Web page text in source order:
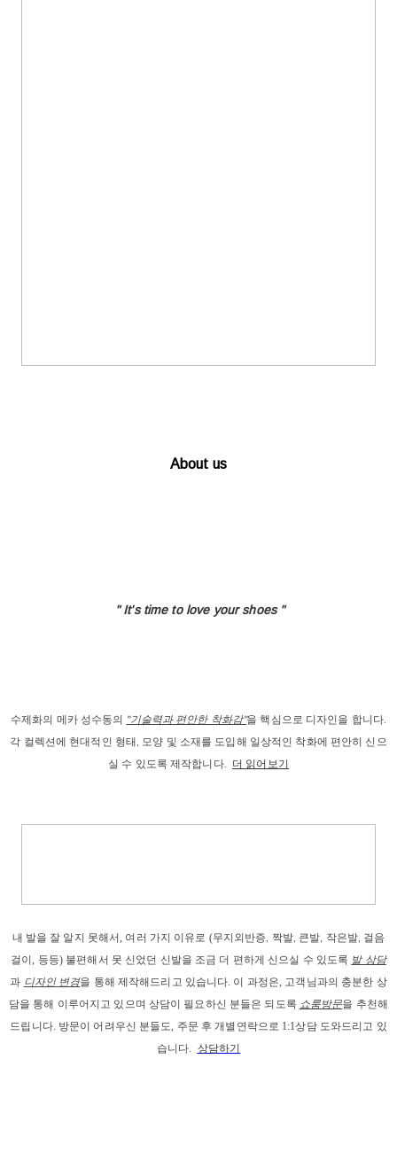
About us
" It's time to loveyour shoes "
수제화의 메카 성수동의 "기술력과 편안한 착화감"을 핵심으로 디자인을 합니다.
각 컬렉션에 현대적인 형태, 모양 및 소재를 도입해 일상적인 착화에 편안히 신으
실 수 있도록 제작합니다. 더 읽어보기
내 발을 잘 알지 못해서, 여러 가지 이유로 (무지외반증, 짝발, 큰발, 작은발, 걸음
걸이, 등등) 불편해서 못 신었던 신발을 조금 더 편하게 신으실 수 있도록 발 상담
과 디자인 변경을 통해 제작해드리고 있습니다. 이 과정은, 고객님과의 충분한 상
담을 통해 이루어지고 있으며 상담이 필요하신 분들은 되도록 쇼룸방문을 추천해
드립니다. 방문이 어려우신 분들도, 주문 후 개별연락으로 1:1상담 도와드리고 있
습니다. 상담하기